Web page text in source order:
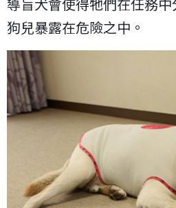
狗兒暴露在危險之中。